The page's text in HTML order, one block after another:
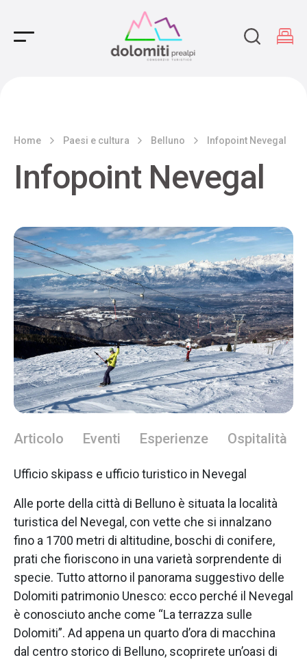
Main Navigation
Home Paesi e cultura Belluno Infopoint Nevegal
Infopoint Nevegal
Articolo Eventi Esperienze Ospitalità
Ufficio skipass e ufficio turistico in Nevegal
Alle porte della città di Belluno è situata la località
turistica del Nevegal, con vette che si innalzano
fino a 1700 metri di altitudine, boschi di conifere,
prati che fioriscono in una varietà sorprendente di
specie. Tutto attorno il panorama suggestivo delle
Dolomiti patrimonio Unesco: ecco perché il Nevegal
è conosciuto anche come “La terrazza sulle
Dolomiti”. Ad appena un quarto d’ora di macchina
dal centro storico di Belluno, scoprirete un’oasi di